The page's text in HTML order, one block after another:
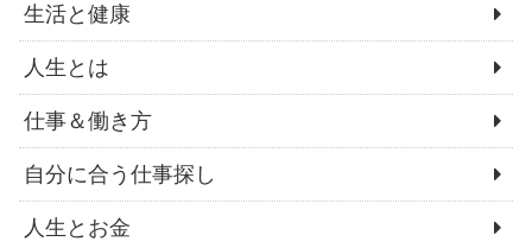
生活と健康
人生とは
仕事＆働き方
自分に合う仕事探し
人生とお金